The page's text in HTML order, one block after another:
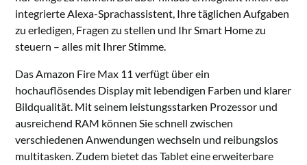
integrierte Alexa-Sprachassistent, Ihre täglichen Aufgaben
zu erledigen, Fragen zu stellen und Ihr Smart Home zu
steuern – alles mit Ihrer Stimme.
Das Amazon Fire Max 11 verfügt über ein
hochauflösendes Display mit lebendigen Farben und klarer
Bildqualität. Mit seinem leistungsstarken Prozessor und
ausreichend RAM können Sie schnell zwischen
verschiedenen Anwendungen wechseln und reibungslos
multitasken. Zudem bietet das Tablet eine erweiterbare